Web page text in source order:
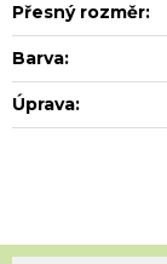
Přesný rozměr:
Barva:
Úprava: